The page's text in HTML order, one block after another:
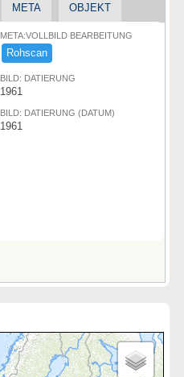
META OBJEKT
META:VOLLBILD BEARBEITUNG
Rohscan
BILD: DATIERUNG
1961
BILD: DATIERUNG (DATUM)
1961